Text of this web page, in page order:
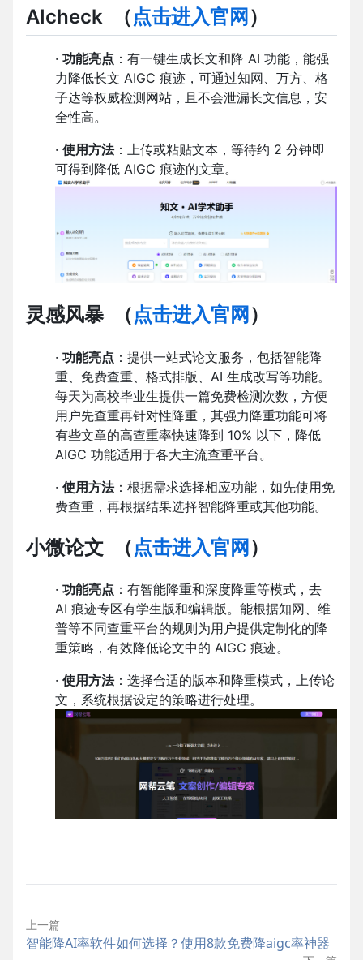
AIcheck （点击进入官网 ）
· 功能亮点 ：有一键生成长文和降 AI 功能，能强
力降低长文 AIGC 痕迹，可通过知网、万方、格
子达等权威检测网站，且不会泄漏长文信息，安
全性高。
· 使用方法：上传或粘贴文本，等待约 2 分钟即
可得到降低 AIGC 痕迹的文章。
灵感风暴（点击进入官网 ）
· 功能亮点 ：提供一站式论文服务，包括智能降
重、免费查重、格式排版、AI 生成改写等功能。
每天为高校毕业生提供一篇免费检测次数，方便
用户先查重再针对性降重，其强力降重功能可将
有些文章的高查重率快速降到 10% 以下，降低
AIGC 功能适用于各大主流查重平台。
· 使用方法：根据需求选择相应功能，如先使用免
费查重，再根据结果选择智能降重或其他功能。
小微论文 （点击进入官网）
· 功能亮点 ：有智能降重和深度降重等模式，去
AI 痕迹专区有学生版和编辑版。能根据知网、维
普等不同查重平台的规则为用户提供定制化的降
重策略，有效降低论文中的 AIGC 痕迹。
· 使用方法：选择合适的版本和降重模式，上传论
文，系统根据设定的策略进行处理。
上一篇
智能降AI率软件如何选择？使用8款免费降aigc率神器